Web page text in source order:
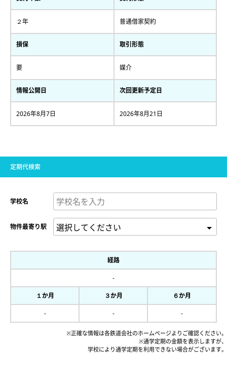
２年 普通借家契約
損保
要
取引形態
媒介
情報公開日
2026年8月7日
次回更新予定日
2026年8月21日
定期代検索
学校名
物件最寄り駅
経路
-
１か月 ３か月 ６か月
- - -
※正確な情報は各鉄道会社のホームページよりご確認ください。
※通学定期の金額を表示しますが、
学校により通学定期を利用できない場合がございます。